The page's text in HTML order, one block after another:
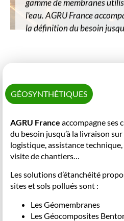
GÉOSYNTHÉTIQUES
AGRU France accompagne ses
du besoin jusqu’à la livraison
logistique, assistance
visite de chantiers…
Les solutions d’étanchéité
sites et sols pollués sont :
Les Géomembranes
Les Géocomposites